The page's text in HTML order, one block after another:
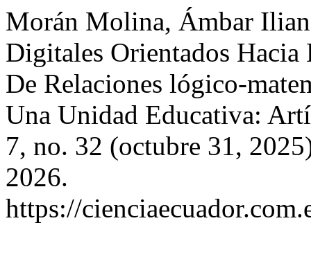
Morán Molina, Ámbar
Digitales Orientados
De Relaciones lógico-
Una Unidad Educativa:
7, no. 32 (octubre 31,
2026.
https://